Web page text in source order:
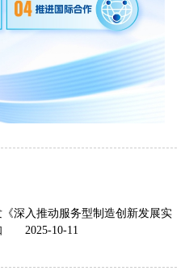
深入推动服务型制造创新发展实
2025-10-11